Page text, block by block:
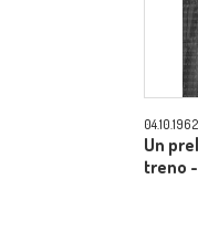
04.10.1962
Un
treno